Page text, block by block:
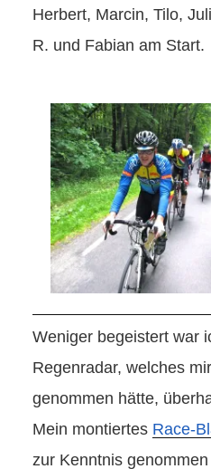
Herbert, Marcin, Tilo,
R. und Fabian am Start.
Weniger begeistert war
Regenradar, welches
genommen hätte,
Mein montiertes Race-
zur Kenntnis